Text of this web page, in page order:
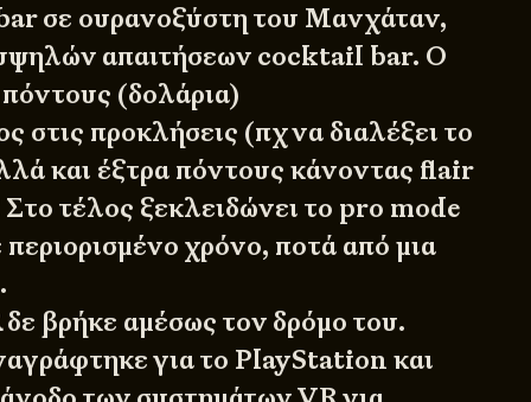
σε ουρανοξύστη του Μανχάταν,
απαιτήσεων cocktail bar. Ο
πόντους (δολάρια)
στις προκλήσεις (πχ να διαλέξει το
και έξτρα πόντους κάνοντας flair
τέλος ξεκλειδώνει το pro mode
περιορισμένο χρόνο, ποτά από μια
δε βρήκε αμέσως τον δρόμο του.
για το PlayStation και